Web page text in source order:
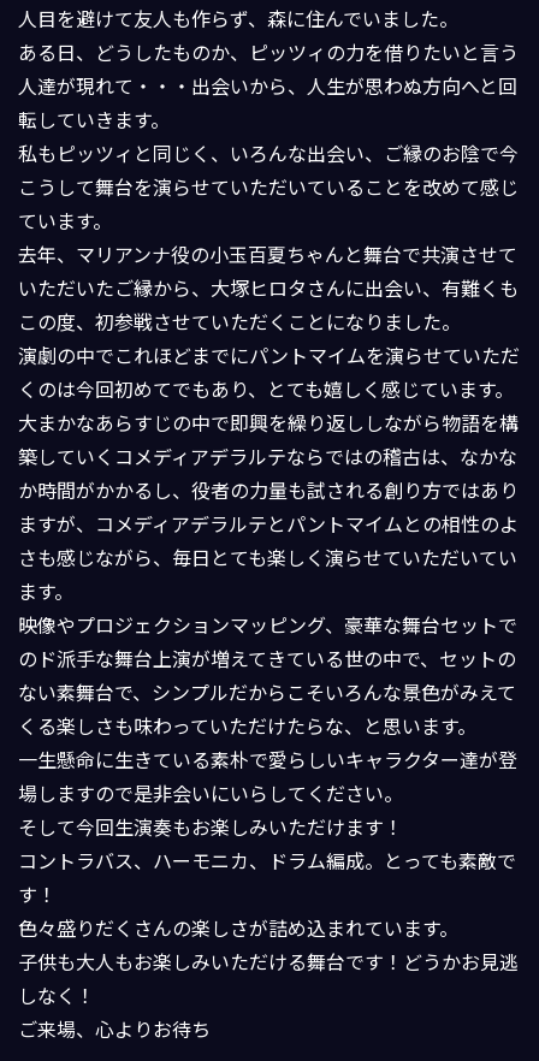
人目を避けて友人も作らず、森に住んでいました。
ある日、どうしたものか、ピッツィの力を借りたいと言う
人達が現れて・・・出会いから、人生が思わぬ方向へと回
転していきます。
私もピッツィと同じく、いろんな出会い、ご縁のお陰で今
こうして舞台を演らせていただいていることを改めて感じ
ています。
去年、マリアンナ役の小玉百夏ちゃんと舞台で共演させて
いただいたご縁から、大塚ヒロタさんに出会い、有難くも
この度、初参戦させていただくことになりました。
演劇の中でこれほどまでにパントマイムを演らせていただ
くのは今回初めてでもあり、とても嬉しく感じています。
大まかなあらすじの中で即興を繰り返ししながら物語を構
築していくコメディアデラルテならではの稽古は、なかな
か時間がかかるし、役者の力量も試される創り方ではあり
ますが、コメディアデラルテとパントマイムとの相性のよ
さも感じながら、毎日とても楽しく演らせていただいてい
ます。
映像やプロジェクションマッピング、豪華な舞台セットで
のド派手な舞台上演が増えてきている世の中で、セットの
ない素舞台で、シンプルだからこそいろんな景色がみえて
くる楽しさも味わっていただけたらな、と思います。
一生懸命に生きている素朴で愛らしいキャラクター達が登
場しますので是非会いにいらしてください。
そして今回生演奏もお楽しみいただけます！
コントラバス、ハーモニカ、ドラム編成。とっても素敵で
す！
色々盛りだくさんの楽しさが詰め込まれています。
子供も大人もお楽しみいただける舞台です！どうかお見逃
しなく！
ご来場、心よりお待ち